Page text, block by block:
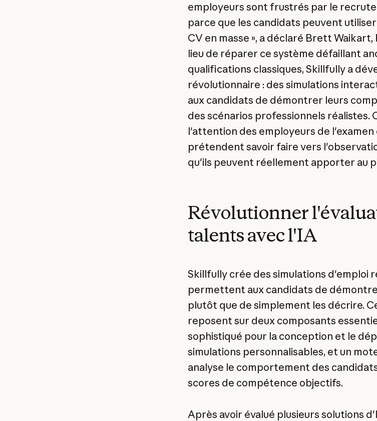
employeurs sont frustrés par le
parce que les candidats peuvent
CV en masse », a déclaré Brett Waikart,
lieu de réparer ce système défaillant
qualifications classiques, Skillfully a
révolutionnaire : des simulations
aux candidats de démontrer leurs
des scénarios professionnels réalistes.
l'attention des employeurs de l'examen
prétendent savoir faire vers
qu'ils peuvent réellement apporter au
Révolutionner
talents avec l'IA
Skillfully crée des simulations d'emploi
permettent aux candidats de
plutôt que de simplement les décrire.
reposent sur deux composants
sophistiqué pour la conception et le
simulations personnalisables, et un
analyse le comportement des
scores de compétence objectifs.
Après avoir évalué plusieurs solutions